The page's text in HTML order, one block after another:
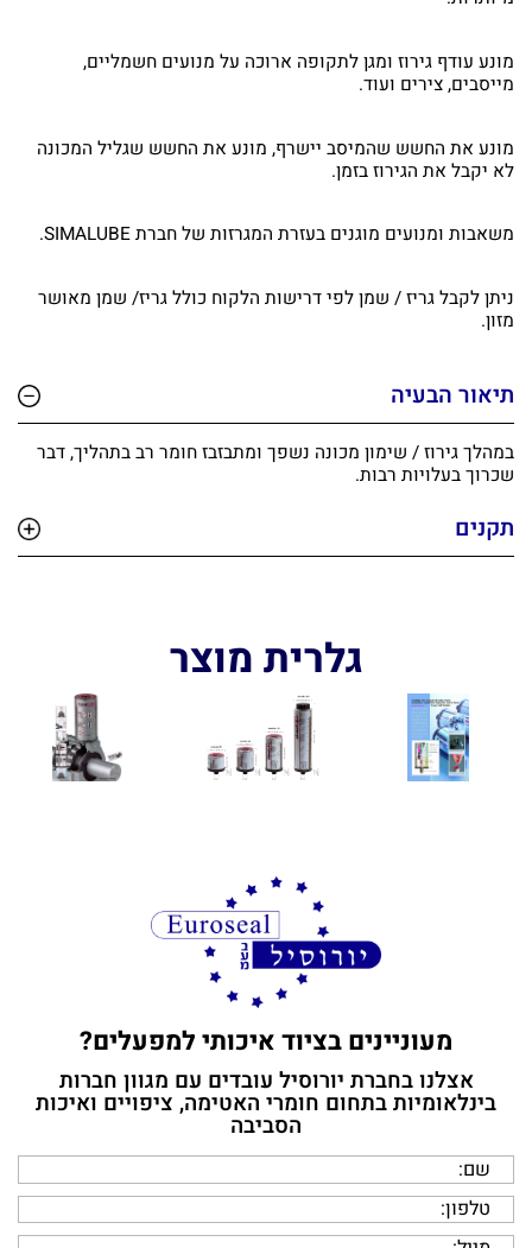
מעוניינים בציוד איכותי למפעלים?
אצלנו עם מגוון חברות בינלאומיות בתחום חומרי
האטימה, ציפויים ואיכות הסביבה
תחזרו אלי בהקדם
מונע עודף גירוז ומגן לתקופה ארוכה על מנועים חשמליים,
מייסבים, צירים ועוד.
מונע את החשש שהמיסב יישרף, מונע את החשש שגליל המכונה
לא יקבל את הגירוז בזמן.
משאבות ומנועים מוגנים בעזרת המגרזות של חברת SIMALUBE.
ניתן לקבל גריז / שמן לפי דרישות הלקוח כולל גריז/ שמן מאושר
מזון.
תיאור הבעיה
במהלך גירוז / שימון מכונה נשפך ומתבזבז חומר רב בתהליך, דבר
שכרוך בעלויות רבות.
תקנים
גלרית מוצר
מעוניינים בציוד איכותי למפעלים?
אצלנו בחברת יורוסיל עובדים עם מגוון חברות
בינלאומיות בתחום חומרי האטימה, ציפויים ואיכות
הסביבה